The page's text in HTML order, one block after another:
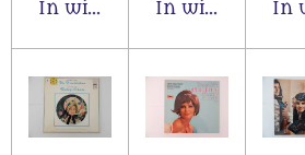
In winkelwagen
In In